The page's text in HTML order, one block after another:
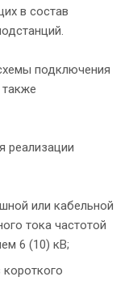
в состав
подключения
реализации
или кабельной
тока частотой
6 (10) кВ;